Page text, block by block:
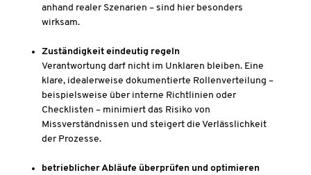
anhand realer Szenarien – sind hier besonders
wirksam.
Zuständigkeit eindeutig regeln
Verantwortung darf nicht im Unklaren bleiben. Eine
klare, idealerweise dokumentierte Rollenverteilung –
beispielsweise über interne Richtlinien oder
Checklisten – minimiert das Risiko von
Missverständnissen und steigert die Verlässlichkeit
der Prozesse.
betrieblicher Abläufe überprüfen und optimieren